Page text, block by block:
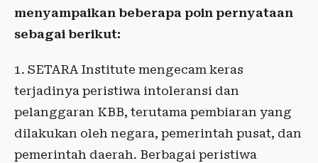
menyampaikan beberapa poin pernyataan
sebagai berikut:
1. SETARA Institute mengecam keras
terjadinya peristiwa intoleransi dan
pelanggaran KBB, terutama pembiaran yang
dilakukan oleh negara, pemerintah pusat, dan
pemerintah daerah. Berbagai peristiwa